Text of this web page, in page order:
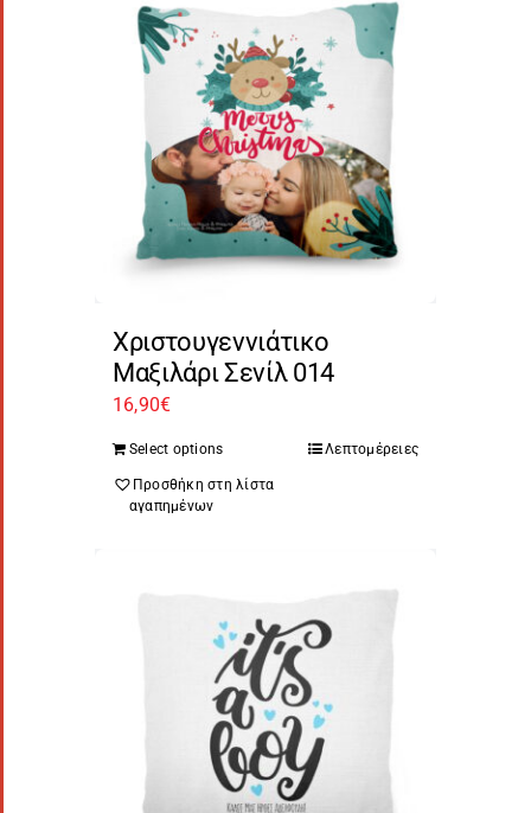
Χριστουγεννιάτικο
Μαξιλάρι Σενίλ 014
16,90€
Select options Λεπτομέρειες
Προσθήκη στη λίστα
αγαπημένων